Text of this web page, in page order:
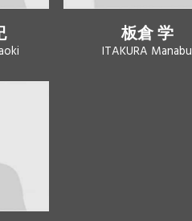
板倉 学
ITAKURA Manabu